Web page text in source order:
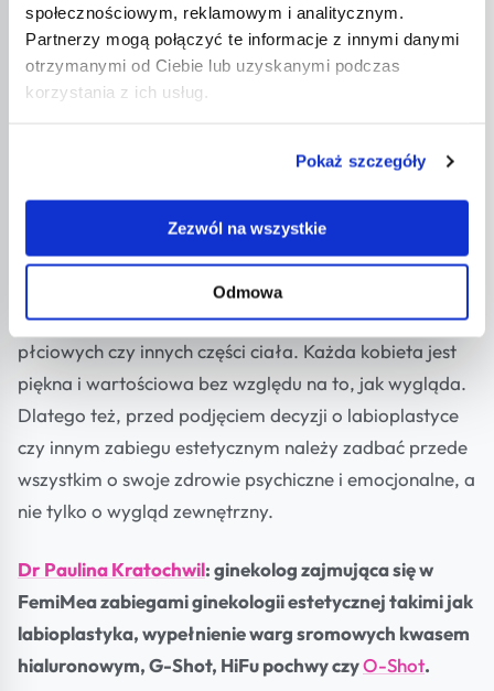
społecznościowym, reklamowym i analitycznym.
Partnerzy mogą połączyć te informacje z innymi danymi
otrzymanymi od Ciebie lub uzyskanymi podczas
korzystania z ich usług.
Pokaż szczegóły
Zezwól na wszystkie
Odmowa
alternatywy dla labioplastyki, takie jak terapia
poznawczo-behawioralna czy ćwiczenia mięśni Kegla,
które mogą pomóc w radzeniu sobie z kompleksami
dotyczącymi intymnych obszarów ciała. Przed
wszystkie dostępne opcje i wybrać tę, która będzie
najlepiej odpowiadała naszym potrzebom i
Ostatecznie, warto pamiętać, że samoakceptacja nie
powinna zależeć od wyglądu naszych narządów
płciowych czy innych części ciała. Każda kobieta jest
piękna i wartościowa bez względu na to, jak wygląda.
Dlatego też, przed podjęciem decyzji o labioplastyce
czy innym zabiegu estetycznym należy zadbać przede
wszystkim o swoje zdrowie psychiczne i emocjonalne, a
nie tylko o wygląd zewnętrzny.
Dr Paulina Kratochwil: ginekolog zajmująca się w
FemiMea zabiegami ginekologii estetycznej takimi jak
labioplastyka, wypełnienie warg sromowych kwasem
hialuronowym, G-Shot, HiFu pochwy czyO-Shot.